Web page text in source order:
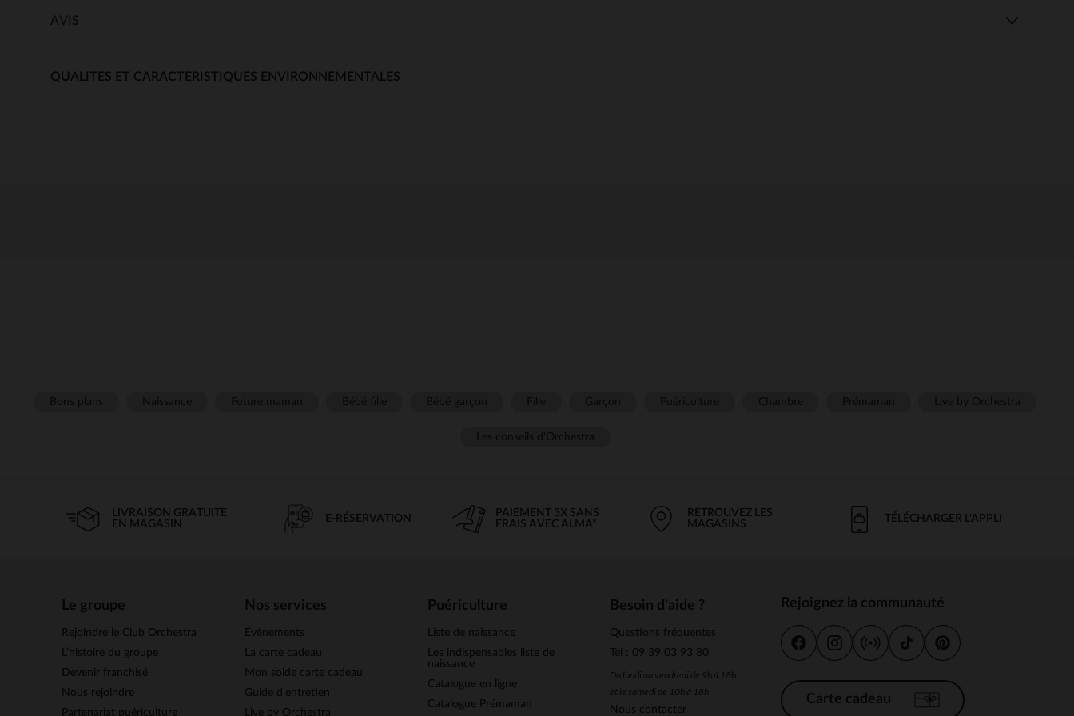
AVIS
QUALITES ET CARACTERISTIQUES ENVIRONNEMENTALES
LIVRAISON GRATUITE
EN MAGASIN
E-RÉSERVATION
PAIEMENT 3X SANS
FRAIS AVEC ALMA*
RETROUVEZ LES
MAGASINS
TÉLÉCHARGER L'APPLI
Le groupe
Rejoindre le Club Orchestra
L’histoire du groupe
Devenir franchisé
Nous rejoindre
Partenariat puériculture
Nos services
Évènements
La carte cadeau
Mon solde carte cadeau
Guide d'entretien
Live by Orchestra
Puériculture
Liste de naissance
Les indispensables liste de
naissance
Catalogue en ligne
Catalogue Prémaman
Besoin d'aide ?
Questions fréquentes
Tel : 09 39 03 93 80
Du lundi au vendredi de 9h à 18h
et le samedi de 10h à 18h
Nous contacter
Rejoignez la communauté
Carte cadeau